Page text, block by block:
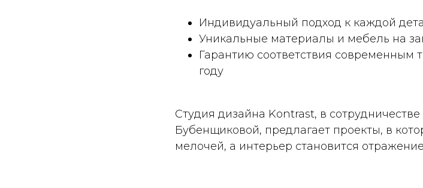
Индивидуальный подход к каждой
Уникальные материалы и мебель на
Гарантию соответствия современным
году
Студия дизайна Kontrast, в
Бубенщиковой, предлагает проекты, в
мелочей, а интерьер становится